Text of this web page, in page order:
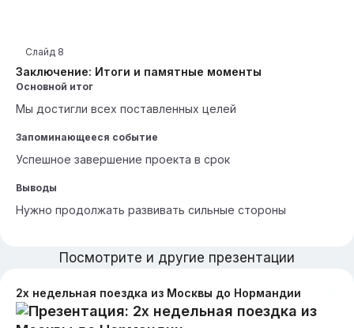
Заключение: Итоги и памятные моменты
Слайд 8
Основной итог
Мы достигли всех поставленных целей
Запоминающееся событие
Успешное завершение проекта в срок
Выводы
Нужно продолжать развивать сильные стороны
Посмотрите и другие презентации
2х недельная поездка из Москвы до Нормандии